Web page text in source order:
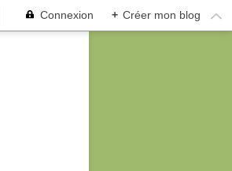
Connexion + Créer mon blog